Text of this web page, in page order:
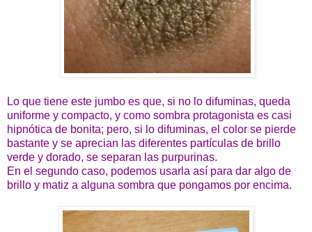
Lo que tiene este jumbo es que, si no lo difuminas, queda
uniforme y compacto, y como sombra protagonista es casi
hipnótica de bonita; pero, si lo difuminas, el color se pierde
bastante y se aprecian las diferentes partículas de brillo
verde y dorado, se separan las purpurinas.
En el segundo caso, podemos usarla así para dar algo de
brillo y matiz a alguna sombra que pongamos por encima.